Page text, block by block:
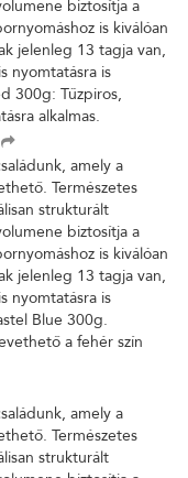
biztosítja a
is kiválóan
jelenleg 13 tagja van,
nyomtatásra is
300g: Tűzpiros,
alkalmas.
amely a
Természetes
strukturált
biztosítja a
is kiválóan
jelenleg 13 tagja van,
nyomtatásra is
Blue 300g.
a fehér szín
amely a
Természetes
strukturált